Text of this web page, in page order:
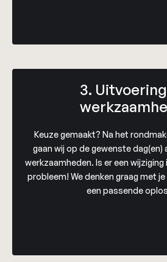
3.
Keuze gemaakt? Na het
gaan wij op de gewenste dag(en)
werkzaamheden. Is er een wijziging
probleem! We denken graag met
een passende